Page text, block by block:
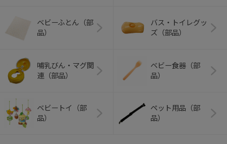
ベビーふとん（部
品）
バス・トイレグッ
ズ（部品）
哺乳びん・マグ関
連（部品）
ベビー食器（部
品）
ベビートイ（部
品）
ペット用品（部
品）